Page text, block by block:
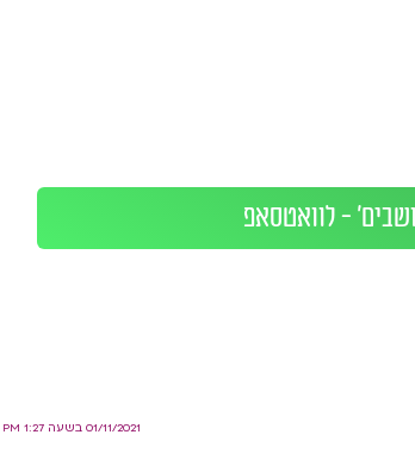
- לוואטסאפ
01/11/2021 בשעה 1:27 PM